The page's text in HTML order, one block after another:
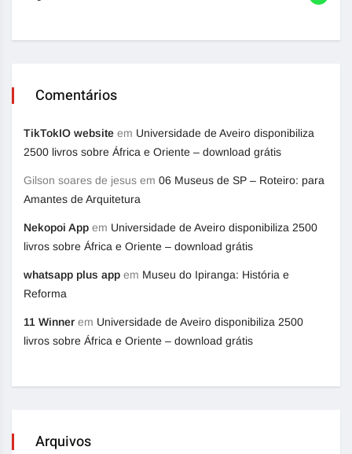
Comentários
TikTokIO website em Universidade de Aveiro disponibiliza
2500 livros sobre África e Oriente – download grátis
Gilson soares de jesus em 06 Museus de SP – Roteiro: para
Amantes de Arquitetura
Nekopoi App em Universidade de Aveiro disponibiliza 2500
livros sobre África e Oriente – download grátis
whatsapp plus app em Museu do Ipiranga: História e
Reforma
11 Winner em Universidade de Aveiro disponibiliza 2500
livros sobre África e Oriente – download grátis
Arquivos